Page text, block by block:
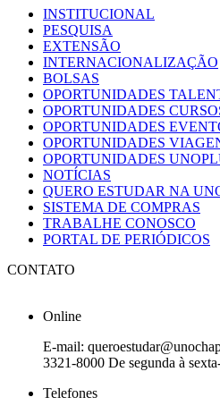
INSTITUCIONAL
PESQUISA
EXTENSÃO
INTERNACIONALIZAÇÃO
BOLSAS
OPORTUNIDADES
OPORTUNIDADES
OPORTUNIDADES
OPORTUNIDADES
OPORTUNIDADES
NOTÍCIAS
QUERO ESTUDAR NA
SISTEMA DE COMPRAS
TRABALHE CONOSCO
PORTAL DE PERIÓDICOS
CONTATO
Online
E-mail:
3321-8000 De segunda à
Telefones